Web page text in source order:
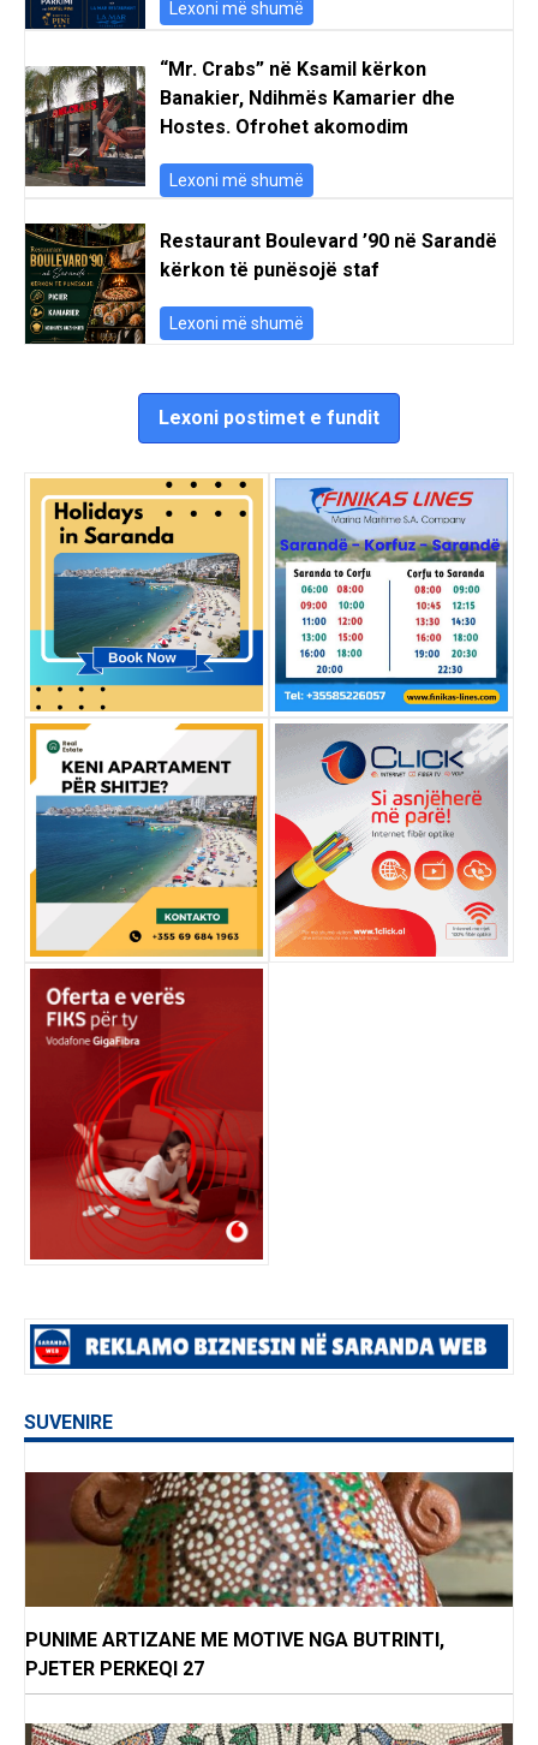
Lexoni më shumë
“Mr. Crabs” në Ksamil kërkon
Banakier, Ndihmës Kamarier dhe
Hostes. Ofrohet akomodim
Lexoni më shumë
Restaurant Boulevard ’90 në Sarandë
kërkon të punësojë staf
Lexoni më shumë
Lexoni postimet e fundit
SUVENIRE
PUNIME ARTIZANE ME MOTIVE NGA BUTRINTI,
PJETER PERKEQI 27